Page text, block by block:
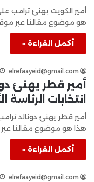
أمير الكويت يهنئ ترامب
هو موضوع مقالنا عبر
أكمل القراءة »
elrefaayeid@gmail.com
أمير قطر يهنئ
انتخابات الرئاسة
أمير قطر يهنئ دونالد
هذا هو موضوع مقالنا
أكمل القراءة »
elrefaayeid@gmail.com